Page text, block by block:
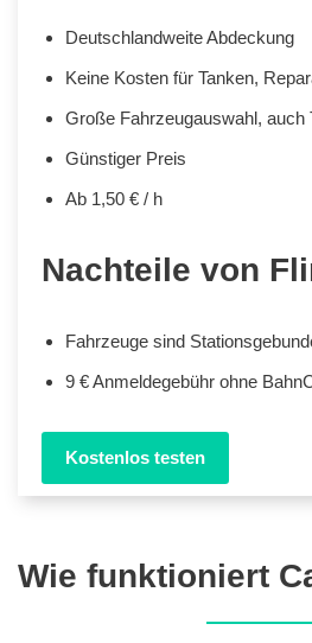
Deutschlandweite Abdeckung
Keine Kosten für Tanken,
Große Fahrzeugauswahl, auch
Günstiger Preis
Ab 1,50 € / h
Nachteile von
Fahrzeuge sind
9 € Anmeldegebühr ohne
Kostenlos testen
Wie funktioniert